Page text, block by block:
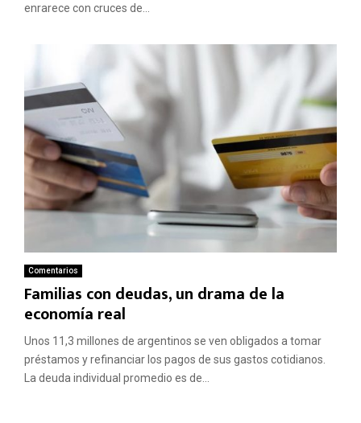
enrarece con cruces de...
Comentarios
Familias con deudas, un drama de la
economía real
Unos 11,3 millones de argentinos se ven obligados a tomar
préstamos y refinanciar los pagos de sus gastos cotidianos.
La deuda individual promedio es de...